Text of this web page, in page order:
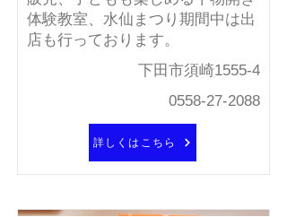
体験教室、水仙まつり期間中は出
店も行っております。
下田市須崎1555-4
0558-27-2088
詳しくはこちら